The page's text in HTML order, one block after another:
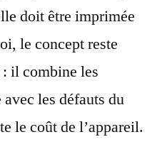
doit être imprimée
le concept reste
il combine les
les défauts du
le coût de l’appareil.